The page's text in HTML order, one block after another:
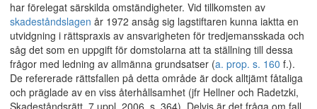
har förelegat särskilda omständigheter. Vid tillkomsten av
skadeståndslagen år 1972 ansåg sig lagstiftaren kunna iaktta en
utvidgning i rättspraxis av ansvarigheten för tredjemansskada och
såg det som en uppgift för domstolarna att ta ställning till dessa
frågor med ledning av allmänna grundsatser (a. prop. s. 160 f.).
De refererade rättsfallen på detta område är dock alltjämt fåtaliga
och präglade av en viss återhållsamhet (jfr Hellner och Radetzki,
Skadeståndsrätt, 7 uppl. 2006, s. 364). Delvis är det fråga om fall,